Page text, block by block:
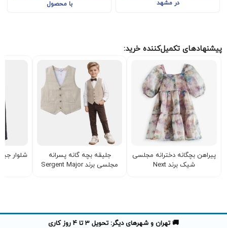
در مشهد
با محصول
پیشنهادهای تکمیل‌کننده خرید:
پیراهن بچگانه دخترانه مجلسی
شیک برند Next
جلیقه بچه گانه پسرانه
مجلسی برند Sergent Major
شلوار جین
🚚 تهران و شهرهای دیگر: تحویل 3 تا 4 روز کاری